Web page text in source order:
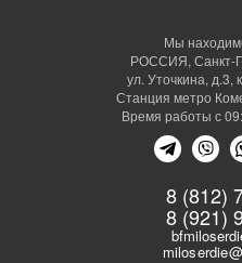
8 (812)
8 (921)
Мы
РОССИЯ, Санкт-
ул. Уточкина, д.3,
Станция метро
Время работы с